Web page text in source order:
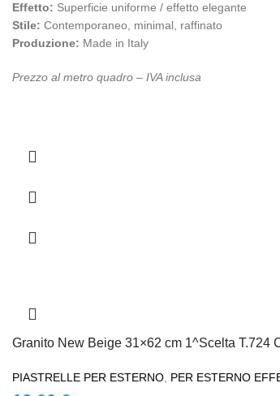
Effetto: Superficie uniforme / effetto elegante
Stile: Contemporaneo, minimal, raffinato
Produzione: Made in Italy
Prezzo al metro quadro – IVA inclusa
Granito New Beige 31×62 cm 1^Scelta T.724
PIASTRELLE PER ESTERNO PER ESTERNO